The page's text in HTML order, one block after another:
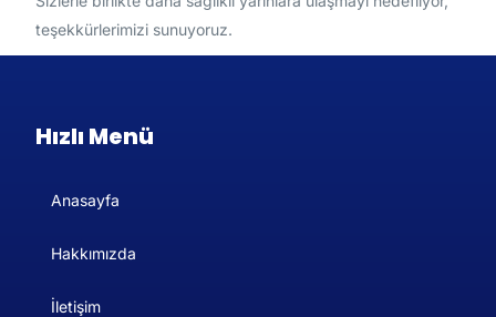
teşekkürlerimizi sunuyoruz.
Hızlı Menü
Anasayfa
Hakkımızda
İletişim